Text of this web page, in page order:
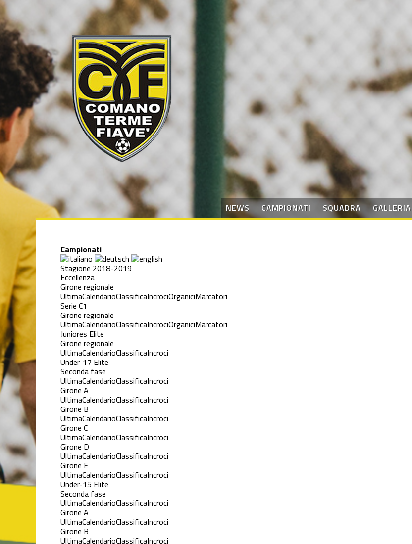
NEWS CAMPIONATI SQUADRA GALLERIA
Campionati
Stagione 2018-2019
Eccellenza
Girone regionale
UltimaCalendarioClassificaIncrociOrganiciMarcatori
Serie C1
Girone regionale
UltimaCalendarioClassificaIncrociOrganiciMarcatori
Juniores Elite
Girone regionale
UltimaCalendarioClassificaIncroci
Under-17 Elite
Seconda fase
UltimaCalendarioClassificaIncroci
Girone A
UltimaCalendarioClassificaIncroci
Girone B
UltimaCalendarioClassificaIncroci
Girone C
UltimaCalendarioClassificaIncroci
Girone D
UltimaCalendarioClassificaIncroci
Girone E
UltimaCalendarioClassificaIncroci
Under-15 Elite
Seconda fase
UltimaCalendarioClassificaIncroci
Girone A
UltimaCalendarioClassificaIncroci
Girone B
UltimaCalendarioClassificaIncroci